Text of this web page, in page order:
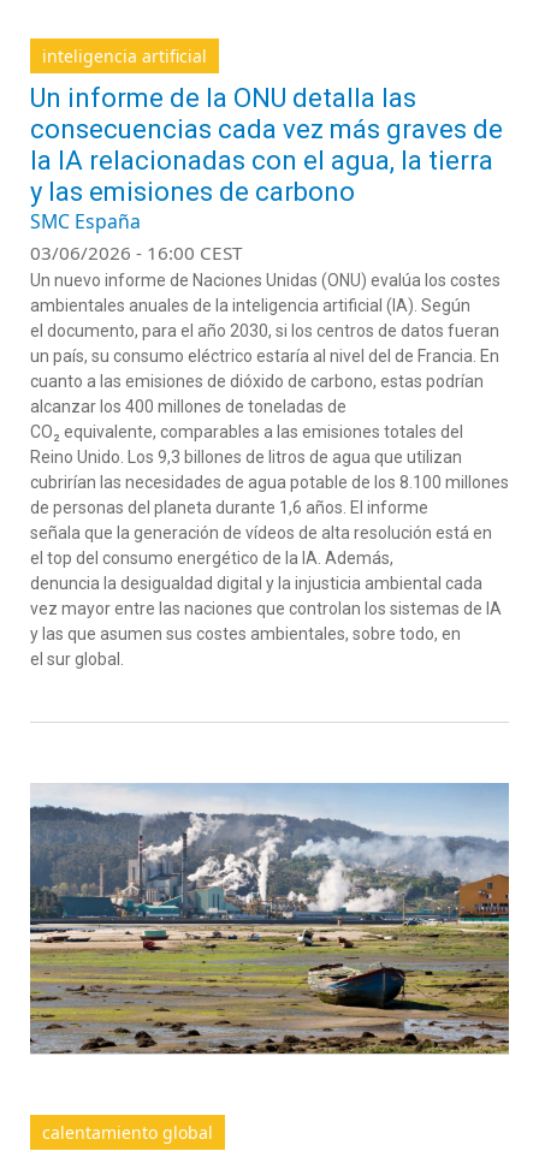
inteligencia artificial
Un informe de la ONU detalla las
consecuencias cada vez más graves de
la IA relacionadas con el agua, la tierra
y las emisiones de carbono
SMC España
03/06/2026 - 16:00 CEST
Un nuevo informe de Naciones Unidas (ONU) evalúa los costes
ambientales anuales de la inteligencia artificial (IA). Según
el documento, para el año 2030, si los centros de datos fueran
un país, su consumo eléctrico estaría al nivel del de Francia. En
cuanto a las emisiones de dióxido de carbono, estas podrían
alcanzar los 400 millones de toneladas de
CO₂ equivalente, comparables a las emisiones totales del
Reino Unido. Los 9,3 billones de litros de agua que utilizan
cubrirían las necesidades de agua potable de los 8.100 millones
de personas del planeta durante 1,6 años. El informe
señala que la generación de vídeos de alta resolución está en
el top del consumo energético de la IA. Además,
denuncia la desigualdad digital y la injusticia ambiental cada
vez mayor entre las naciones que controlan los sistemas de IA
y las que asumen sus costes ambientales, sobre todo, en
el sur global.
calentamiento global